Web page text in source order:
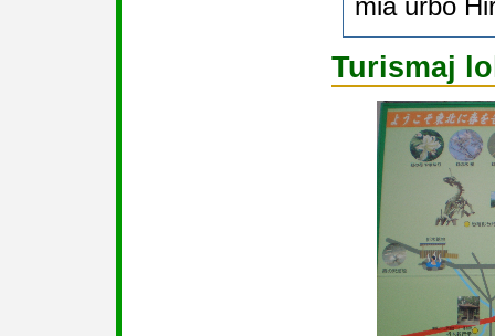
mia urbo
Turismaj